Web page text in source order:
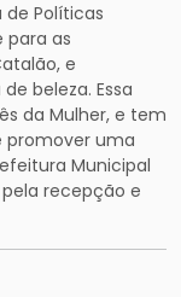
Políticas
para as
e
beleza. Essa
da Mulher, e tem
promover uma
Municipal
recepção e